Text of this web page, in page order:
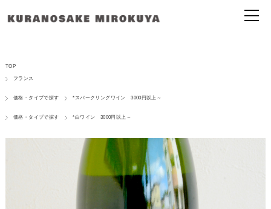
TOP
フランス
価格・タイプで探す *スパークリングワイン 3000円以上～
価格・タイプで探す *白ワイン 3000円以上～